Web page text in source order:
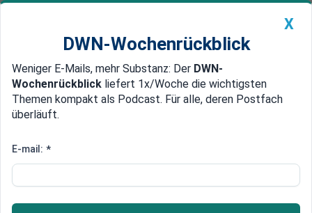
Newsticker MEIN DWN: Geldanlage Premium
Edelmetalle DWN-Magazin China
EU schlägt zurück: Diese US-
von Brüssel
X
DWN-Wochenrückblick
Weniger E-Mails, mehr Substanz: Der DWN-
Wochenrückblick liefert 1x/Woche die wichtigsten
Themen kompakt als Podcast. Für alle, deren Postfach
überläuft.
E-mail: *